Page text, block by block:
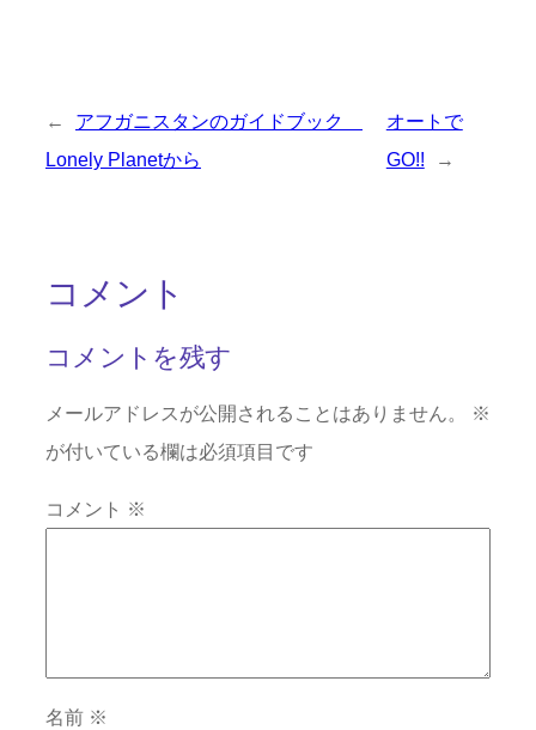
←
アフガニスタンのガイドブック
Lonely Planetから
オートで
GO!!
→
コメント
コメントを残す
メールアドレスが公開されることはありません。
※
が付いている欄は必須項目です
コメント ※
名前 ※